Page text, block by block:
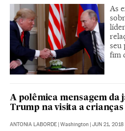
As
seu
fim
A polêmica mensagem da
Trump na visita a
ANTONIA LABORDE | Washington | JUN 21,